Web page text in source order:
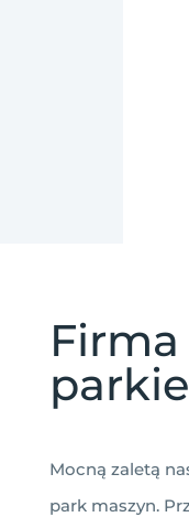
Firma
Mocną zaletą
park maszyn.